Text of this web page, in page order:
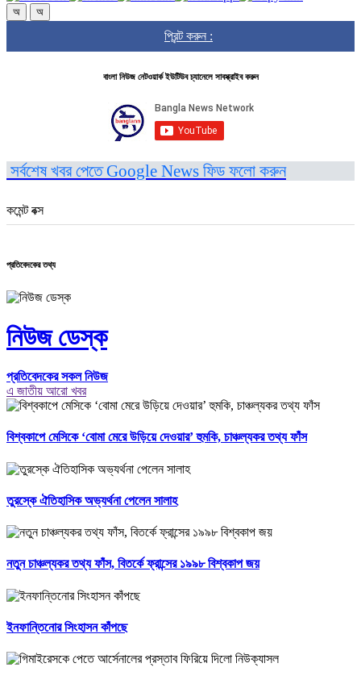
অ অ
প্রিন্ট করুন :
বাংলা নিউজ নেটওয়ার্ক ইউটিউব চ্যানেলে সাবস্ক্রাইব করুন
সর্বশেষ খবর পেতে Google News ফিড ফলো করুন
কমেন্ট বক্স
প্রতিবেদকের তথ্য
নিউজ ডেস্ক
প্রতিবেদকের সকল নিউজ
এ জাতীয় আরো খবর
বিশ্বকাপে মেসিকে ‘বোমা মেরে উড়িয়ে দেওয়ার’ হুমকি, চাঞ্চল্যকর তথ্য ফাঁস
তুরস্কে ঐতিহাসিক অভ্যর্থনা পেলেন সালাহ
নতুন চাঞ্চল্যকর তথ্য ফাঁস, বিতর্কে ফ্রান্সের ১৯৯৮ বিশ্বকাপ জয়
ইনফান্তিনোর সিংহাসন কাঁপছে